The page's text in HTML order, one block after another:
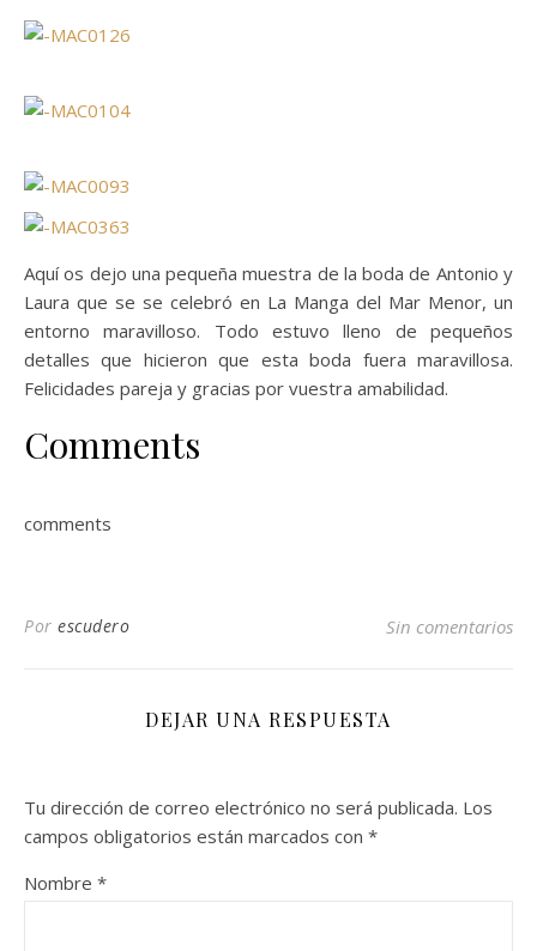
Aquí os dejo una pequeña muestra de la boda de Antonio y
Laura que se se celebró en La Manga del Mar Menor, un
entorno maravilloso. Todo estuvo lleno de pequeños
detalles que hicieron que esta boda fuera maravillosa.
Felicidades pareja y gracias por vuestra amabilidad.
Comments
comments
Por escudero Sin comentarios
DEJAR UNA RESPUESTA
Tu dirección de correo electrónico no será publicada. Los
campos obligatorios están marcados con *
Nombre *